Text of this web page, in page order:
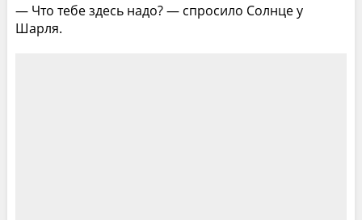
— Что тебе здесь надо? — спросило Солнце у
Шарля.